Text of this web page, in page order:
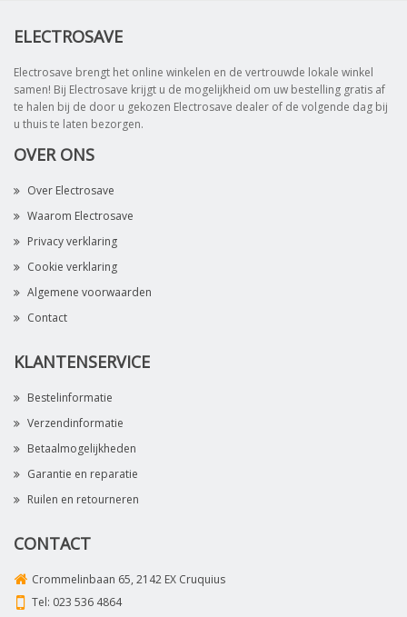
ELECTROSAVE
Electrosave brengt het online winkelen en de vertrouwde lokale winkel
samen! Bij Electrosave krijgt u de mogelijkheid om uw bestelling gratis af
te halen bij de door u gekozen Electrosave dealer of de volgende dag bij
u thuis te laten bezorgen.
OVER ONS
Over Electrosave
Waarom Electrosave
Privacy verklaring
Cookie verklaring
Algemene voorwaarden
Contact
KLANTENSERVICE
Bestelinformatie
Verzendinformatie
Betaalmogelijkheden
Garantie en reparatie
Ruilen en retourneren
CONTACT
Crommelinbaan 65, 2142 EX Cruquius
Tel: 023 536 4864